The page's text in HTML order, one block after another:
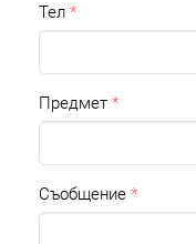
Тел
Предмет
Съобщение